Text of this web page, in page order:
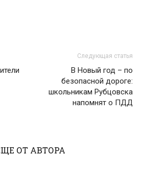
Следующая статья
В Новый год – по
безопасной дороге:
школьникам Рубцовска
напомнят о ПДД
ОТ АВТОРА